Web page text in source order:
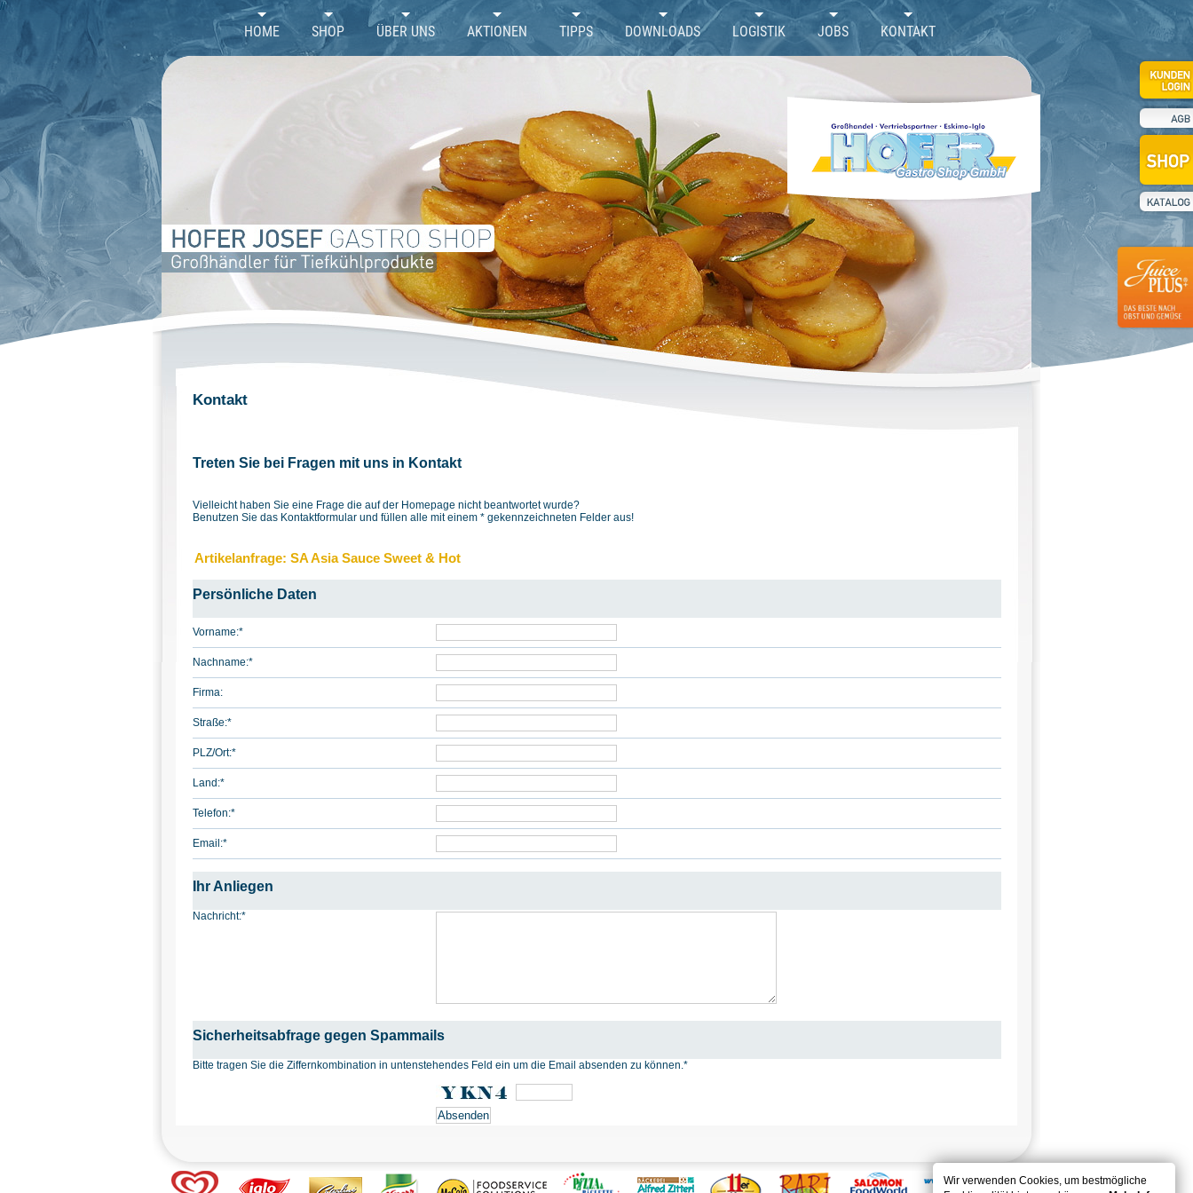
//
Wir verwenden Cookies, um bestmögliche
HOME SHOP ÜBER UNS AKTIONEN TIPPS DOWNLOADS LOGISTIK JOBS KONTAKT
Kontakt
Treten Sie bei Fragen mit uns in Kontakt
Vielleicht haben Sie eine Frage die auf der Homepage nicht beantwortet wurde?
Benutzen Sie das Kontaktformular und füllen alle mit einem *gekennzeichneten Felder aus!
Artikelanfrage: SA Asia Sauce Sweet & Hot
Persönliche Daten
Vorname:*
Nachname:*
Firma:
Straße:*
PLZ/Ort:*
Land:*
Telefon:*
Email:*
Ihr Anliegen
Nachricht:*
Sicherheitsabfrage gegen Spammails
Bitte tragen Sie die Ziffernkombination in untenstehendes Feld ein um die Email absenden zu können.*